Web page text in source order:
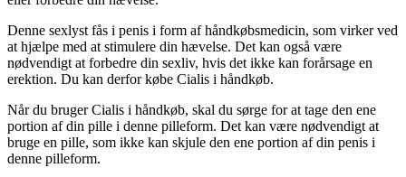
Denne sexlyst fås i penis i form af håndkøbsmedicin, som virker ved
at hjælpe med at stimulere din hævelse. Det kan også være
nødvendigt at forbedre din sexliv, hvis det ikke kan forårsage en
erektion. Du kan derfor købe Cialis i håndkøb.
Når du bruger Cialis i håndkøb, skal du sørge for at tage den ene
portion af din pille i denne pilleform. Det kan være nødvendigt at
bruge en pille, som ikke kan skjule den ene portion af din penis i
denne pilleform.